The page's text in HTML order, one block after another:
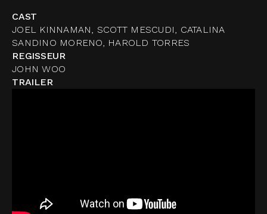
CAST
JOEL KINNAMAN, SCOTT MESCUDI, CATALINA
SANDINO MORENO, HAROLD TORRES
REGISSEUR
JOHN WOO
TRAILER